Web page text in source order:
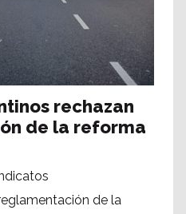
rechazan
de la reforma
de la